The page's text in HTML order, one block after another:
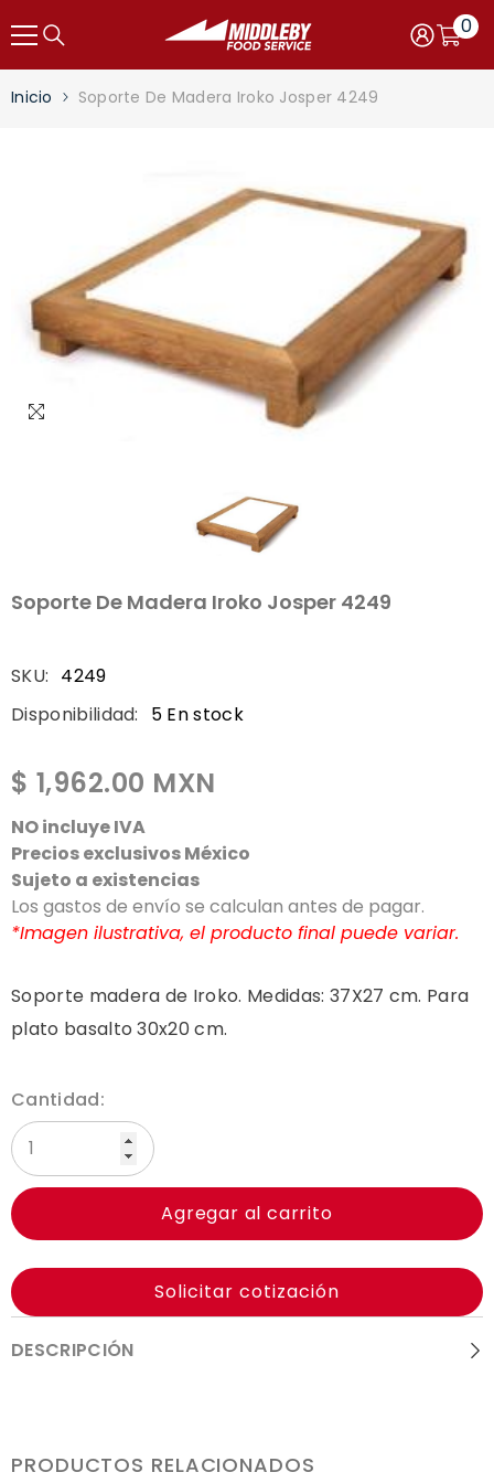
Saltar al contenido
Iniciar
sesión
Carro
0
0
item
Inicio Soporte De Madera Iroko Josper 4249
Soporte De Madera Iroko Josper 4249
SKU: 4249
Disponibilidad:
5 En stock
$ 1,962.00 MXN
NO incluye IVA
Precios exclusivos México
Sujeto a existencias
Los gastos de envío se calculan antes de pagar.
*Imagen ilustrativa, el producto final puede variar.
Soporte madera de Iroko. Medidas: 37X27 cm. Para
plato basalto 30x20 cm.
Cantidad:
Agregar al carrito
Solicitar cotización
DESCRIPCIÓN
PRODUCTOS RELACIONADOS